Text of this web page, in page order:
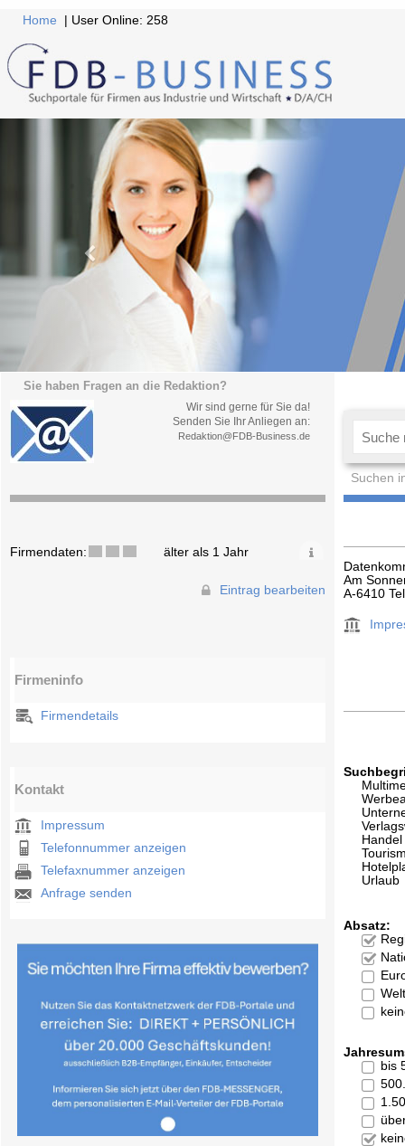
Home | User Online: 258
Sie haben Fragen an die Redaktion?
Wir sind gerne für Sie da!
Senden Sie Ihr Anliegen an:
Redaktion@FDB-Business.de
Suchen
Firmendaten: älter als 1 Jahr
Eintrag bearbeiten
Firmeninfo
Firmendetails
Kontakt
Impressum
Telefonnummer anzeigen
Telefaxnummer anzeigen
Anfrage senden
Am
A-6410
Handel
Urlaub
Absatz:
bis